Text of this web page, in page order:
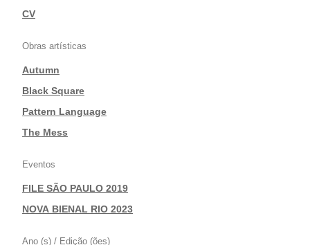
CV
Obras artísticas
Autumn
|Black Square
|Pattern Language
|The Mess
Eventos
FILE SÃO PAULO 2019
|NOVA BIENAL RIO 2023
Ano (s) / Edição (ões)